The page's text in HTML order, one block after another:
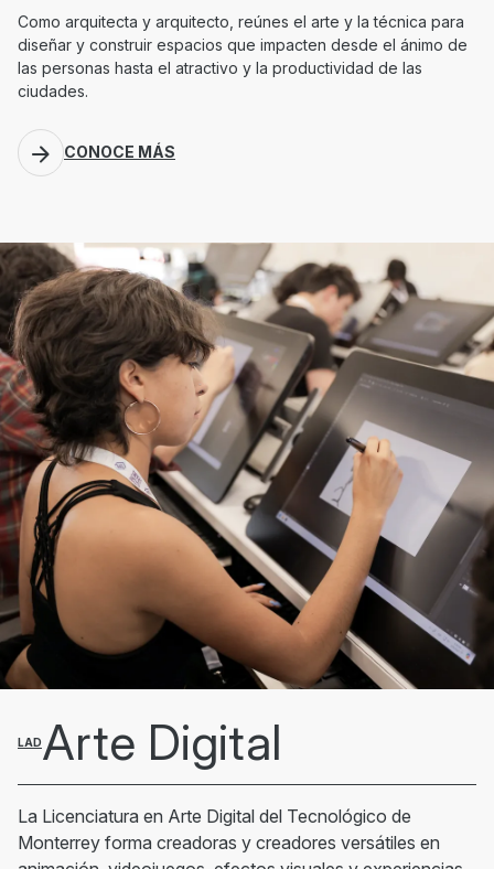
Como arquitecta y arquitecto, reúnes el arte y la técnica para
diseñar y construir espacios que impacten desde el ánimo de
las personas hasta el atractivo y la productividad de las
ciudades.
CONOCE MÁS
LADArte Digital
La Licenciatura en Arte Digital del Tecnológico de
Monterrey forma creadoras y creadores versátiles en